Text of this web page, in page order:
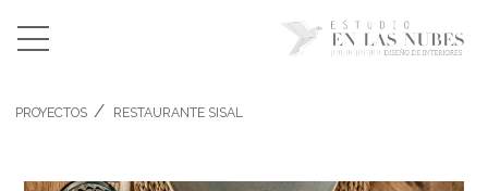
PROYECTOS RESTAURANTE SISAL